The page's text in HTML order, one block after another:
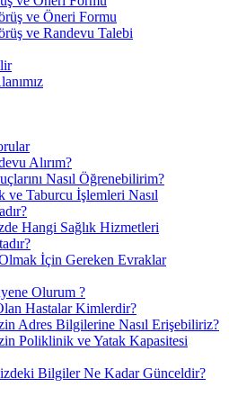
ve Öneri Formu
ve Randevu Talebi
Alırım?
Nasıl Öğrenebilirim?
ve Taburcu İşlemleri Nasıl
Hangi Sağlık Hizmetleri
İçin Gereken Evraklar
Olurum ?
Hastalar Kimlerdir?
Adres Bilgilerine Nasıl Erişebiliriz?
Poliklinik ve Yatak Kapasitesi
Bilgiler Ne Kadar Günceldir?